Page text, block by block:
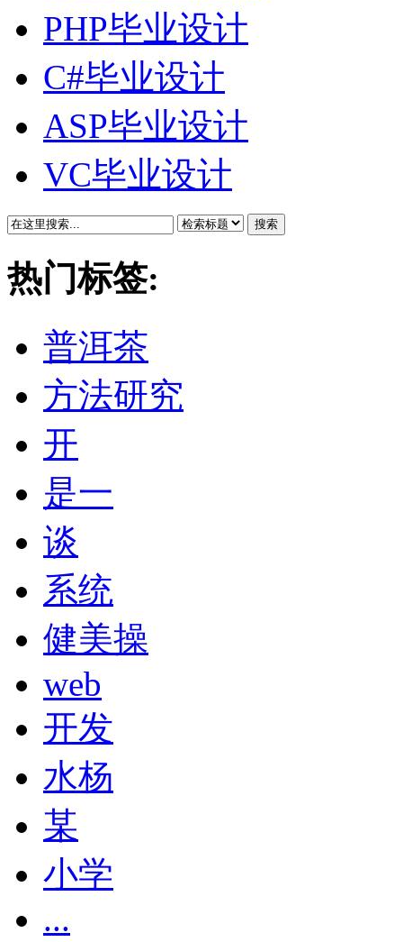
PHP毕业设计
C#毕业设计
ASP毕业设计
VC毕业设计
搜索
热门标签:
普洱茶
方法研究
开
是一
谈
系统
健美操
web
开发
水杨
某
小学
...